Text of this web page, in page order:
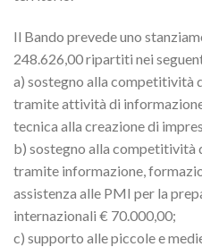
Il Bando prevede uno
248.626,00 ripartiti nei
a) sostegno alla competitività
tramite attività di
tecnica alla creazione di
b) sostegno alla competitività
tramite informazione,
assistenza alle PMI per la
internazionali € 70.000,00;
c) supporto alle piccole e